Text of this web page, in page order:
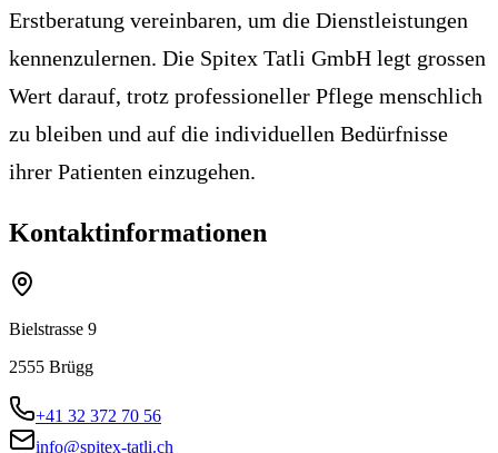
Erstberatung vereinbaren, um die Dienstleistungen
kennenzulernen. Die Spitex Tatli GmbH legt grossen
Wert darauf, trotz professioneller Pflege menschlich
zu bleiben und auf die individuellen Bedürfnisse
ihrer Patienten einzugehen.
Kontaktinformationen
Bielstrasse 9
2555 Brügg
+41 32 372 70 56
info@spitex-tatli.ch